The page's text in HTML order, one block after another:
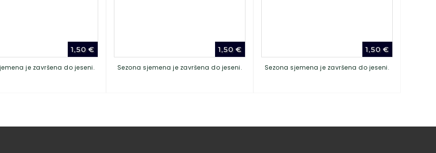
1,50€
je završena do jeseni.
1,50€
Sezona sjemena je završena do jeseni.
1,50€
Sezona sjemena je završena do jeseni.